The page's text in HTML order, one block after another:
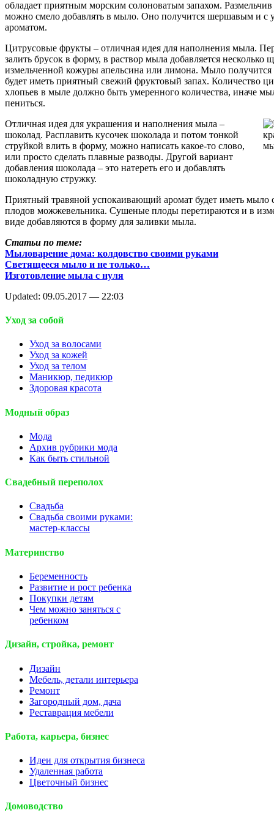
обладает приятным морским солоноватым запахом. Размельчив
можно смело добавлять в мыло. Оно получится шершавым и с
ароматом.
Цитрусовые фрукты – отличная идея для наполнения мыла.
залить брусок в форму, в раствор мыла добавляется несколько
измельченной кожуры апельсина или лимона. Мыло
будет иметь приятный свежий фруктовый запах. Количество
хлопьев в мыле должно быть умеренного количества, иначе
пениться.
Отличная идея для украшения и наполнения мыла –
шоколад. Расплавить кусочек шоколада и потом тонкой
струйкой влить в форму, можно написать какое-то слово,
или просто сделать плавные разводы. Другой вариант
добавления шоколада – это натереть его и добавлять
шоколадную стружку.
Приятный травяной успокаивающий аромат будет иметь мыло
плодов можжевельника. Сушеные плоды перетираются и в
виде добавляются в форму для заливки мыла.
Статьи по теме:
Мыловарение дома: колдовство своими руками
Светящееся мыло и не только…
Изготовление мыла с нуля
Updated: 09.05.2017 — 22:03
Уход за собой
Уход за волосами
Уход за кожей
Уход за телом
Маникюр, педикюр
Здоровая красота
Модный образ
Мода
Архив рубрики мода
Как быть стильной
Свадебный переполох
Свадьба
Свадьба своими руками:
мастер-классы
Материнство
Беременность
Развитие и рост ребенка
Покупки детям
Чем можно заняться с
ребенком
Дизайн, стройка, ремонт
Дизайн
Мебель, детали интерьера
Ремонт
Загородный дом, дача
Реставрация мебели
Работа, карьера, бизнес
Идеи для открытия бизнеса
Удаленная работа
Цветочный бизнес
Домоводство